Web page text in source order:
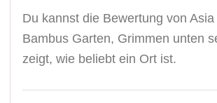
Du kannst die Bewertung von
Bambus Garten, Grimmen unten
zeigt, wie beliebt ein Ort ist.